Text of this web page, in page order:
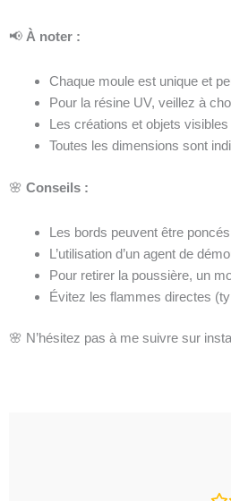
📢 À noter :
Chaque moule est unique et
Pour la résine UV, veillez à
Les créations et objets
Toutes les dimensions sont
🌸 Conseils :
Les bords peuvent être
L’utilisation d’un agent de
Pour retirer la poussière, un
Évitez les flammes directes
🌸 N’hésitez pas à me suivre sur